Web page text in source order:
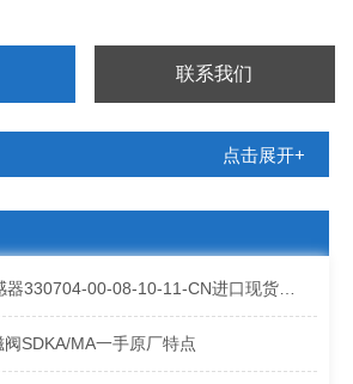
联系我们
点击展开+
Bently本特利传感器330704-00-08-10-11-CN进口现货资料
SDKA/MA一手原厂特点